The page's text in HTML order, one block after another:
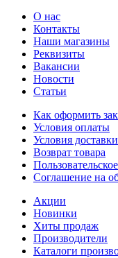
О нас
Контакты
Наши магазины
Реквизиты
Вакансии
Новости
Статьи
Как оформить
Условия оплаты
Условия доставки
Возврат товара
Соглашение на
Акции
Новинки
Хиты продаж
Производители
Каталоги